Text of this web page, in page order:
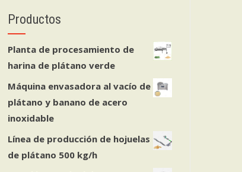
Productos
Planta de procesamiento de
harina de plátano verde
Máquina envasadora al vacío de
plátano y banano de acero
inoxidable
Línea de producción de hojuelas
de plátano 500 kg/h